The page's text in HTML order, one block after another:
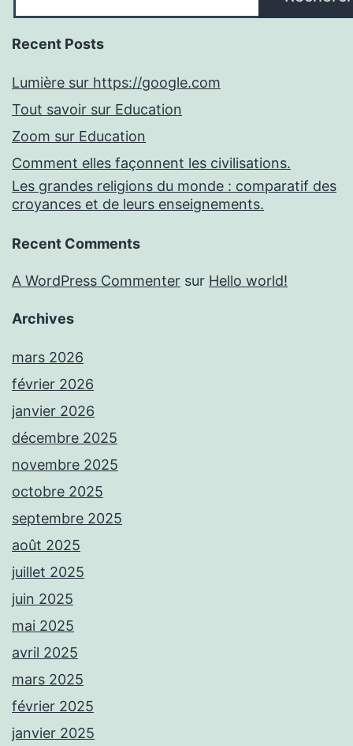
Recent Posts
Lumière sur https://google.com
Tout savoir sur Education
Zoom sur Education
Comment elles façonnent les civilisations.
Les grandes religions du monde : comparatif des
croyances et de leurs enseignements.
Recent Comments
A WordPress Commenter sur Hello world!
Archives
mars 2026
février 2026
janvier 2026
décembre 2025
novembre 2025
octobre 2025
septembre 2025
août 2025
juillet 2025
juin 2025
mai 2025
avril 2025
mars 2025
février 2025
janvier 2025